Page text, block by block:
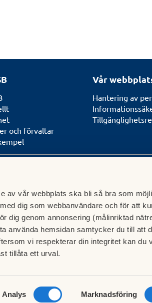
av vår webbplats ska bli så bra som
dig som webbanvändare och för att
dig genom annonsering (målinriktad
använda hemsidan samtycker du till att
vi respekterar din integritet kan du
tillåta ett urval.
Analys Marknadsföring
och förvaltar
Vår
Hantering av